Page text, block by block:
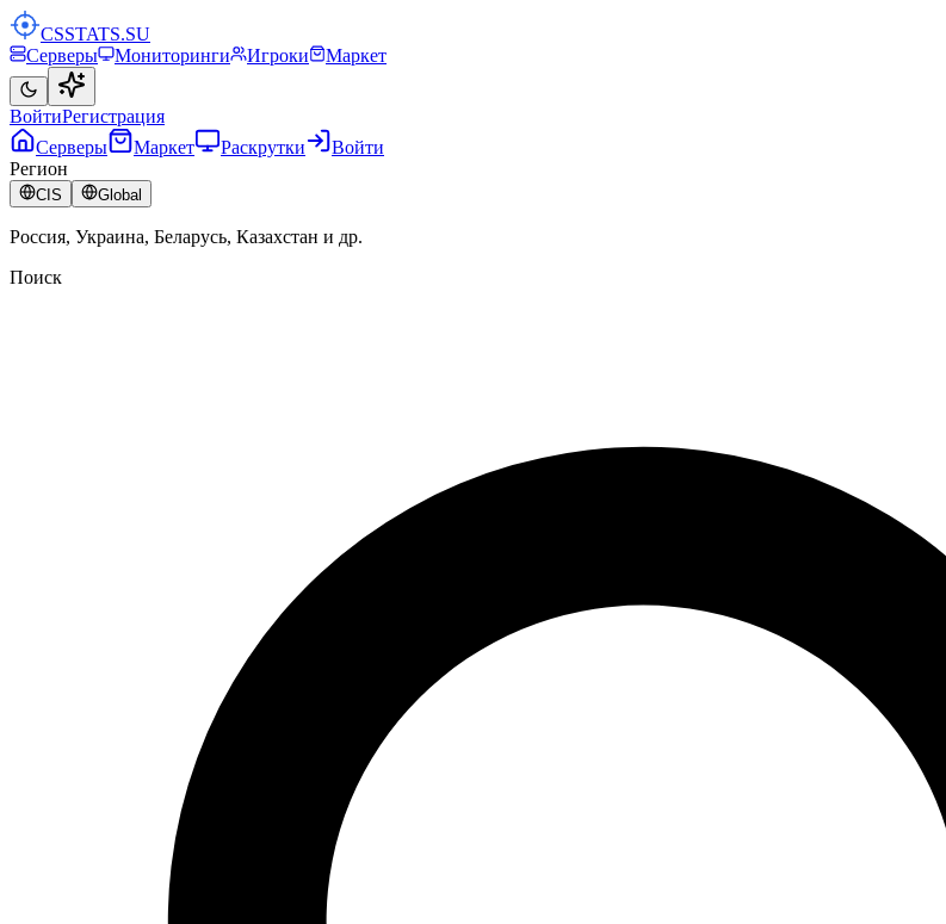
CSSTATS.SU
Серверы
Мониторинги Игроки Маркет
ВойтиРегистрация
Серверы
Маркет Раскрутки
Войти
Регион
CIS Global
Россия, Украина, Беларусь, Казахстан и др.
Поиск